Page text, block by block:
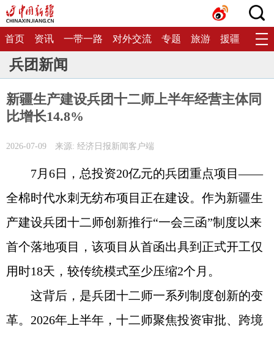
首页 资讯 一带一路 对外交流 专题 旅游 援疆 生态
兵团新闻
新疆生产建设兵团十二师上半年经营主体同
比增长14.8%
2026-07-09 来源: 经济日报新闻客户端
7月6日，总投资20亿元的兵团重点项目——
全棉时代水刺无纺布项目正在建设。作为新疆生
产建设兵团十二师创新推行“一会三函”制度以来
首个落地项目，该项目从首函出具到正式开工仅
用时18天，较传统模式至少压缩2个月。
这背后，是兵团十二师一系列制度创新的变
革。2026年上半年，十二师聚焦投资审批、跨境